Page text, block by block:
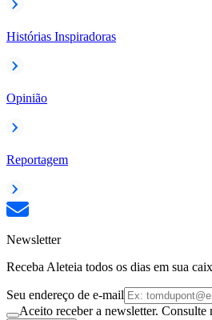
Histórias Inspiradoras
Opinião
Reportagem
Newsletter
Receba Aleteia todos os dias em sua
Seu endereço de e-mail
Aceito receber a newsletter. Consulte